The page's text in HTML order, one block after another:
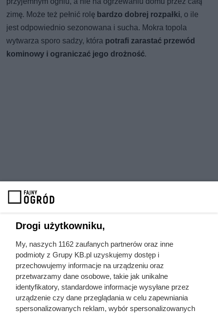
zimę. Może też pełnić rolę bardzo dobrej rozpałki, o ile
jest odpowiednio sezonowana i sucha. Mokra topola
wytwarza sporo sadzy, która potrafi zarastać przewód
kominowy i ograniczać jego drożność.
Drogi użytkowniku,
My, naszych 1162 zaufanych partnerów oraz inne
podmioty z Grupy KB.pl uzyskujemy dostęp i
przechowujemy informacje na urządzeniu oraz
przetwarzamy dane osobowe, takie jak unikalne
identyfikatory, standardowe informacje wysyłane przez
urządzenie czy dane przeglądania w celu zapewniania
spersonalizowanych reklam, wybór spersonalizowanych